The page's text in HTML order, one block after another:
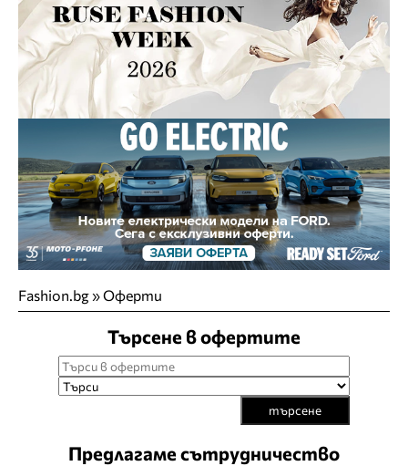
Fashion.bg»Оферти
Търсене в офертите
търсене
Предлагаме сътрудничество